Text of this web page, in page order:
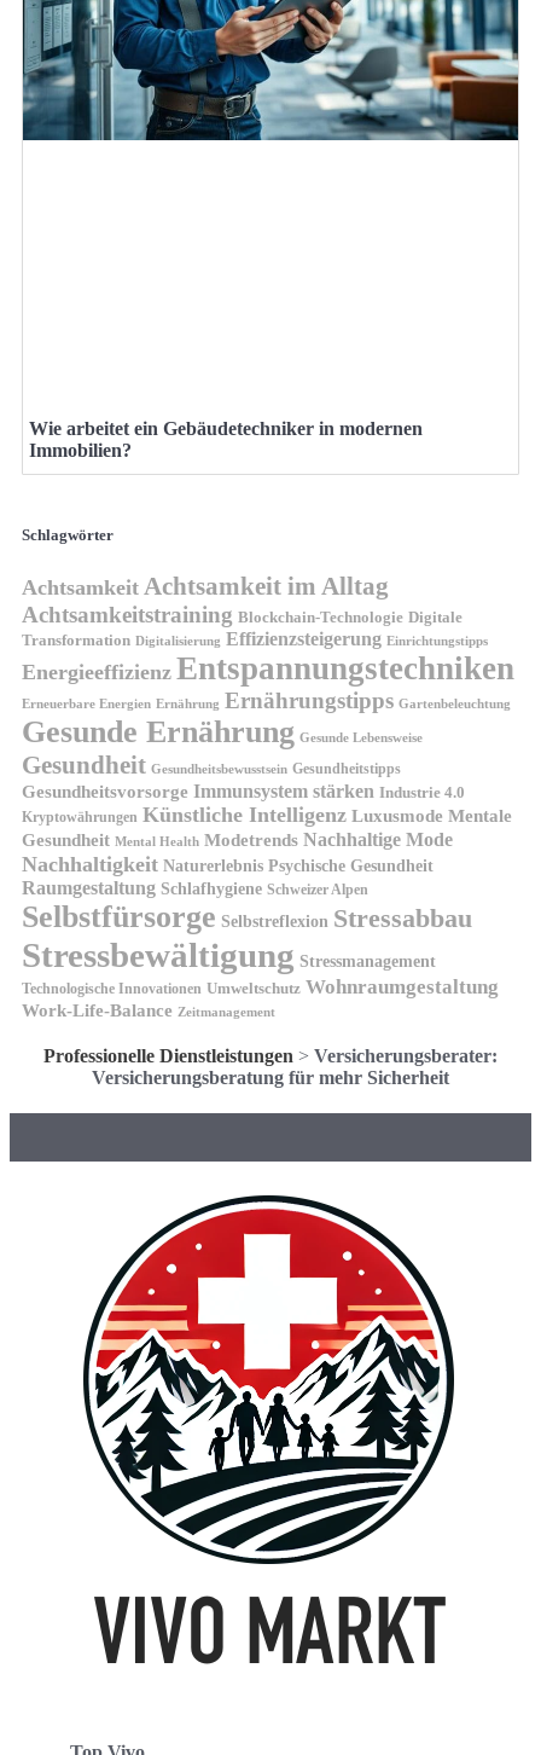
Wie arbeitet ein Gebäudetechniker in modernen
Immobilien?
Schlagwörter
Achtsamkeit Achtsamkeit im Alltag
Achtsamkeitstraining Blockchain-Technologie Digitale
Transformation Digitalisierung Effizienzsteigerung Einrichtungstipps
Energieeffizienz Entspannungstechniken
Erneuerbare Energien Ernährung Ernährungstipps Gartenbeleuchtung
Gesunde Ernährung Gesunde Lebensweise
Gesundheit Gesundheitsbewusstsein Gesundheitstipps
Gesundheitsvorsorge Immunsystem stärken Industrie 4.0
Kryptowährungen Künstliche Intelligenz Luxusmode Mentale
Gesundheit Mental Health Modetrends Nachhaltige Mode
Nachhaltigkeit Naturerlebnis Psychische Gesundheit
Raumgestaltung Schlafhygiene Schweizer Alpen
Selbstfürsorge Selbstreflexion Stressabbau
Stressbewältigung Stressmanagement
Technologische Innovationen Umweltschutz Wohnraumgestaltung
Work-Life-Balance Zeitmanagement
Professionelle Dienstleistungen > Versicherungsberater:
Versicherungsberatung für mehr Sicherheit